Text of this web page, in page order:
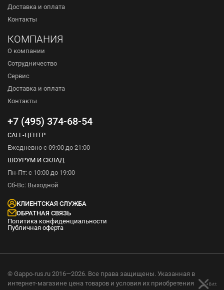
Доставка и оплата
Контакты
КОМПАНИЯ
О компании
Сотрудничество
Сервис
Доставка и оплата
Контакты
+7 (495) 374-68-54
CALL-ЦЕНТР
Ежедневно с 09:00 до 21:00
ШОУРУМ И СКЛАД
Пн-Пт: с 10:00 до 19:00
Сб-Вс: Выходной
КЛИЕНТСКАЯ СЛУЖБА
ОБРАТНАЯ СВЯЗЬ
Политика конфиденциальности
Публичная оферта
© Gappo-rus.ru 2016—2026. Все права защищены. Указанная в
интернет-магазине цена товаров и условия их приобретения